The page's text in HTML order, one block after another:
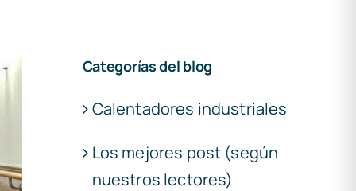
Categorías del blog
Calentadores industriales
Los mejores post (según
nuestros lectores)